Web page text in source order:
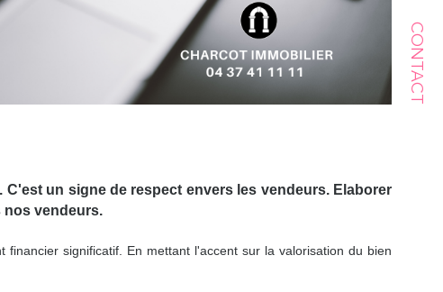
CONTACT
un signe de respect envers les vendeurs. Elaborer
nos vendeurs.
significatif. En mettant l'accent sur la valorisation du bien